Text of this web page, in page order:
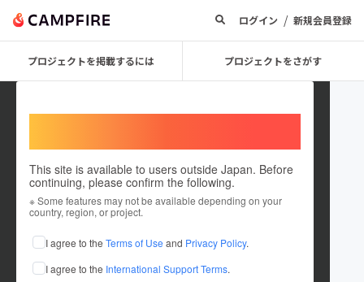
ログイン / 新規会員登録
プロジェクトを掲載するには プロジェクトをさがす
This site is available to users outside Japan. Before
continuing, please confirm the following.
※ Some features may not be available depending on your
country, region, or project.
I agree to the Terms of Use and Privacy Policy.
I agree to the International Support Terms.
Kira Fukuda
これまでに1件のプロジェクトを投稿しています
在住国：アメリカ合衆国外諸島